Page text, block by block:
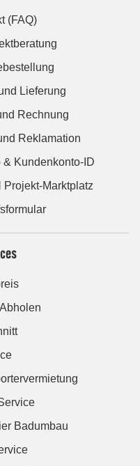
(FAQ)
Lieferung
Rechnung
Reklamation
Kundenkonto-ID
Marktplatz
Badumbau